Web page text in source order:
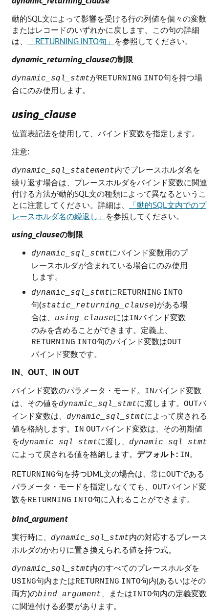
動的SQL文によって影響を受ける行の列値を個々の変数
またはレコードのいずれかに戻します。この句の詳細
は、
「RETURNING INTO句」 を参照してください。
dynamic_returning_clauseの制限
dynamic_sql_stmtがRETURNING INTO句を持つ場
合にのみ使用します。
using_clause
位置表記法を使用して、バインド変数を指定します。
注意:
dynamic_sql_statement内でプレースホルダ名を
繰り返す場合は、プレースホルダをバインド変数に関連
付ける方法が動的SQL文の種類によって異なるというこ
とに注意してください。詳細は、
「動的SQL文内でのプ
レースホルダ名の繰返し」 を参照してください。
using_clauseの制限
dynamic_sql_stmtにバインド変数用のプ
レースホルダが含まれている場合にのみ使用
します。
dynamic_sql_stmtにRETURNING INTO
句(static_returning_clause)がある場
合は、
using_clauseにはINバインド変数
のみを含めることができます。定義上、
RETURNING INTO句のバインド変数はOUT
バインド変数です。
IN、OUT、IN OUT
バインド変数のパラメータ・モード。
INバインド変数
は、その値をdynamic_sql_stmtに渡します。 OUTバ
インド変数は、
dynamic_sql_stmtによって戻される
値を格納します。
IN OUTバインド変数は、その初期値
をdynamic_sql_stmtに渡し、 dynamic_sql_stmt
によって戻される値を格納します。 デフォルト: IN。
RETURNING句を持つDML文の場合は、常にOUTである
パラメータ・モードを指定しなくても、 OUTバインド変
数をRETURNING INTO句に入れることができます。
bind_argument
実行時に、
dynamic_sql_stmt内の対応するプレース
ホルダのかわりに置き換えられる値を持つ式。
dynamic_sql_stmt内のすべてのプレースホルダを
USING句内またはRETURNING INTO句内(あるいはその
両方)のbind_argument、またはINTO句内の定義変数
に関連付ける必要があります。